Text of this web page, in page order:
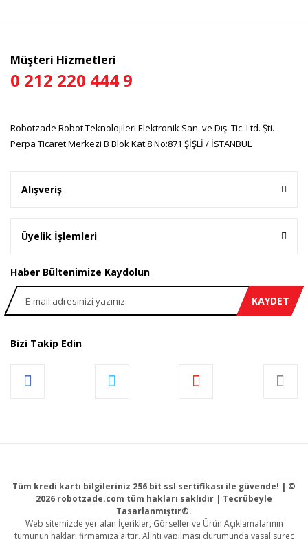
Müşteri Hizmetleri
0 212 220 444 9
Robotzade Robot Teknolojileri Elektronik San. ve Dış. Tic. Ltd. Şti.
Perpa Ticaret Merkezi B Blok Kat:8 No:871 ŞİŞLİ / İSTANBUL
Alışveriş
Üyelik İşlemleri
Haber Bültenimize Kaydolun
KAYDET
Bizi Takip Edin
Tüm kredi kartı bilgileriniz 256 bit ssl sertifikası ile güvende! | ©
2026 robotzade.com tüm hakları saklıdır | Tecrübeyle
Tasarlanmıştır®.
Web sitemizde yer alan İçerikler, Görseller ve Ürün Açıklamalarının
tümünün hakları firmamıza aittir. Alıntı yapılması durumunda yasal süreç